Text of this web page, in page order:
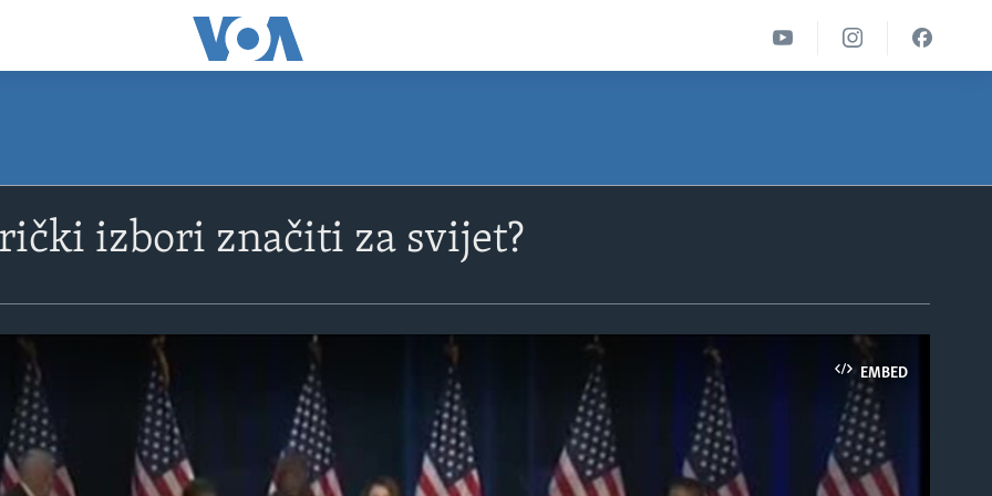
izbori značiti za svijet?
EMBED